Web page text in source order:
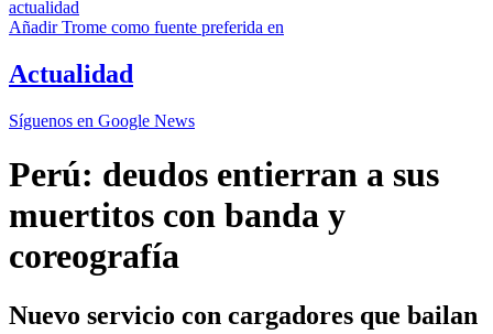
actualidad
AñadirTrome como fuente preferida en
Actualidad
Síguenos en Google News
Perú: deudos entierran a sus
muertitos con banda y
coreografía
Nuevo servicio con cargadores que bailan